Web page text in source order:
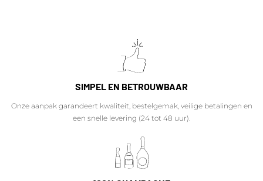
SIMPEL EN BETROUWBAAR
Onze aanpak garandeert kwaliteit, bestelgemak, veilige betalingen en
een snelle levering (24 tot 48 uur).